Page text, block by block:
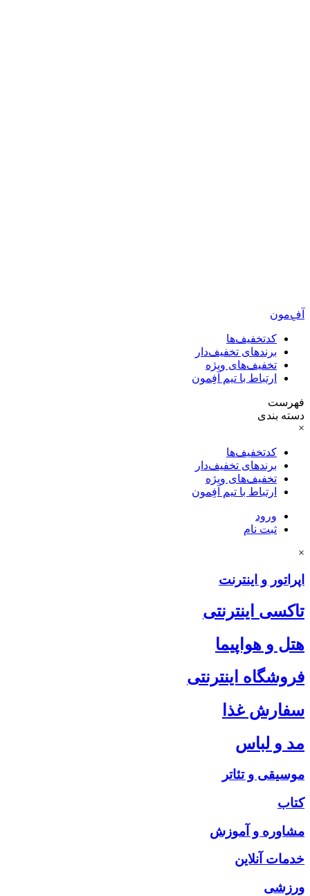
آفِ‌مون
کدتخفیف‌ها
برندهای تخفیف‌دار
تخفیف‌های ویژه
ارتباط با تیم آفِمون
فهرست
دسته بندی
×
کدتخفیف‌ها
برندهای تخفیف‌دار
تخفیف‌های ویژه
ارتباط با تیم آفِمون
ورود
ثبت نام
×
اپراتور و اینترنت
تاکسی اینترنتی
هتل و هواپیما
فروشگاه اینترنتی
سفارش غذا
مد و لباس
موسیقی و تئاتر
کتاب
مشاوره و آموزش
خدمات آنلاین
ورزشی